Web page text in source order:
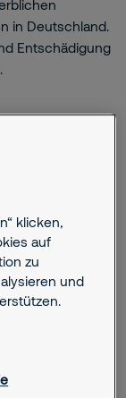
in Deutschland.
Entschädigung
Beratung
klicken,
auf
zu
und